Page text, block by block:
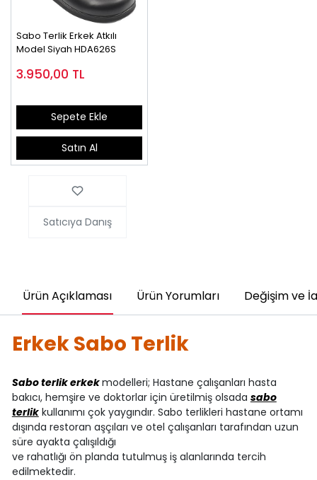
Sabo Terlik Erkek Atkılı
Model Siyah HDA626S
3.950,00 TL
Sepete Ekle
Satın Al
Satıcıya Danış
Ürün Açıklaması Ürün Yorumları Değişim ve
Erkek Sabo Terlik
Sabo terlik erkekmodelleri; Hastane çalışanları hasta
bakıcı, hemşire ve doktorlar için üretilmiş olsada sabo
terlikkullanımı çok yaygındır. Sabo terlikleri hastane ortamı
dışında restoran aşçıları ve otel çalışanları tarafından uzun
süre ayakta çalışıldığı
ve rahatlığı ön planda tutulmuş iş alanlarında tercih
edilmektedir.